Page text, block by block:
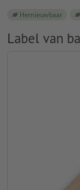
Hernieuwbaar
Label van